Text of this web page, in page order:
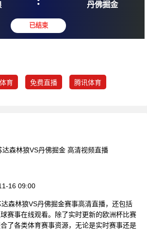
狼
2025-11-16 09:00
: 丹佛
育 免费直播 腾讯体育
达森林狼VS丹佛掘金 高清视频直播
16 09:00
森林狼VS丹佛掘金赛事高清直播，还包括
赛事在线观看。除了实时更新的欧洲杯比赛
了各类体育赛事资源，无论是实时赛事还是